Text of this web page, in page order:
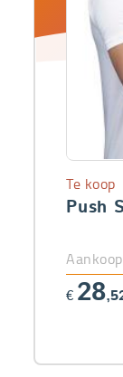
Push
Te koop
€ 28